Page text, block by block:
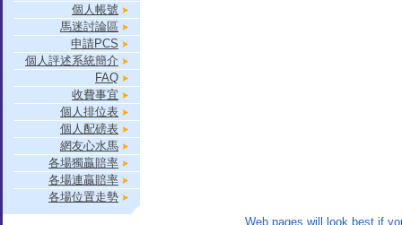
個人帳號
馬迷討論區
申請PCS
個人評述系統簡介
FAQ
收費事宜
個人排位表
個人配磅表
網友心水馬
各場獨贏賠率
各場連贏賠率
各場位置走勢
Web pages will look best if